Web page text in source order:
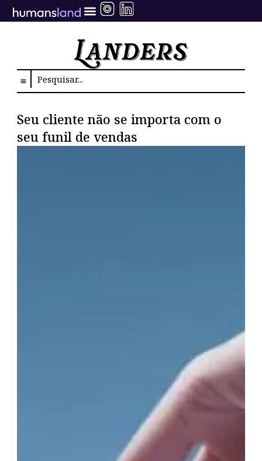
para
Search
Seu cliente não se importa com o
seu funil de vendas